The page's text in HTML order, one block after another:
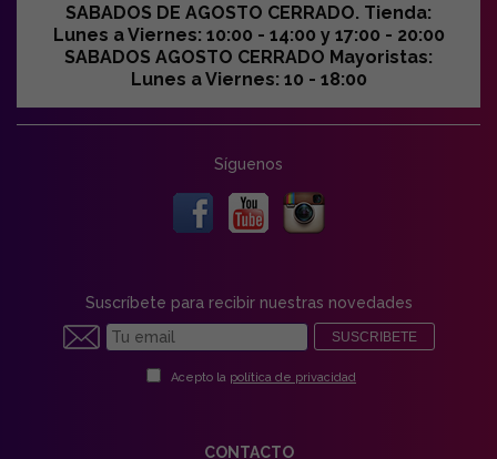
SABADOS DE AGOSTO CERRADO. Tienda:
Lunes a Viernes: 10:00 - 14:00 y 17:00 - 20:00
SABADOS AGOSTO CERRADO Mayoristas:
Lunes a Viernes: 10 - 18:00
Síguenos
Suscríbete para recibir nuestras novedades
SUSCRIBETE
Acepto la política de privacidad
CONTACTO